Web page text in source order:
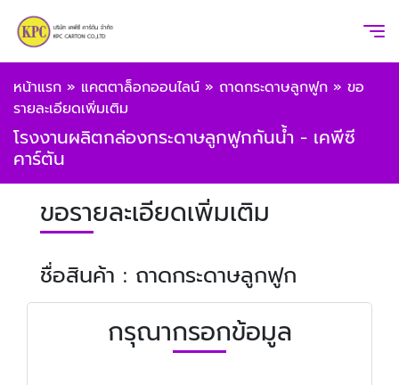
หน้าแรก » แคตตาล็อกออนไลน์ » ถาดกระดาษลูกฟูก » ขอ
รายละเอียดเพิ่มเติม
โรงงานผลิตกล่องกระดาษลูกฟูกกันน้ำ - เคพีซี
คาร์ตัน
ขอรายละเอียดเพิ่มเติม
ชื่อสินค้า : ถาดกระดาษลูกฟูก
กรุณากรอกข้อมูล